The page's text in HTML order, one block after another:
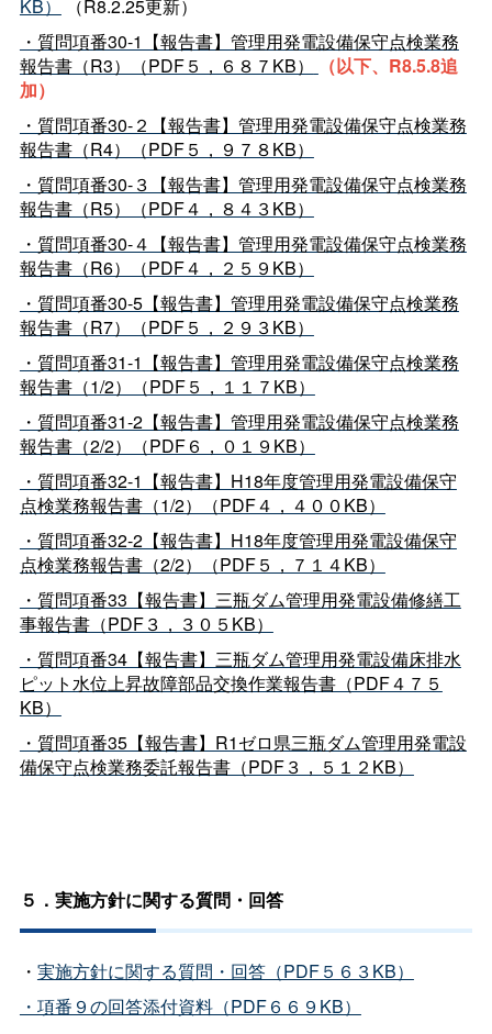
KB）
（R8.2.25更新）
・質問項番30-1【報告書】管理用発電設備保守点検業務
報告書（R3）（PDF５，６８７KB）
（以下、R8.5.8追
加）
・質問項番30-２【報告書】管理用発電設備保守点検業務
報告書（R4）（PDF５，９７８KB）
・質問項番30-３【報告書】管理用発電設備保守点検業務
報告書（R5）（PDF４，８４３KB）
・質問項番30-４【報告書】管理用発電設備保守点検業務
報告書（R6）（PDF４，２５９KB）
・質問項番30-5【報告書】管理用発電設備保守点検業務
報告書（R7）（PDF５，２９３KB）
・質問項番31-1【報告書】管理用発電設備保守点検業務
報告書（1/2）（PDF５，１１７KB）
・質問項番31-2【報告書】管理用発電設備保守点検業務
報告書（2/2）（PDF６，０１９KB）
・質問項番32-1【報告書】H18年度管理用発電設備保守
点検業務報告書（1/2）（PDF４，４００KB）
・質問項番32-2【報告書】H18年度管理用発電設備保守
点検業務報告書（2/2）（PDF５，７１４KB）
・質問項番33【報告書】三瓶ダム管理用発電設備修繕工
事報告書（PDF３，３０５KB）
・質問項番34【報告書】三瓶ダム管理用発電設備床排水
ピット水位上昇故障部品交換作業報告書（PDF４７５
KB）
・質問項番35【報告書】R1ゼロ県三瓶ダム管理用発電設
備保守点検業務委託報告書（PDF３，５１２KB）
５．実施方針に関する質問・回答
・ 実施方針に関する質問・回答（PDF５６３KB）
・項番９の回答添付資料（PDF６６９KB）